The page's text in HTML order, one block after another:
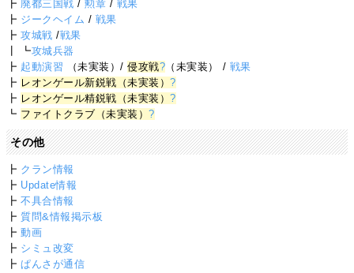
┣ 廃都三国戦 /勲章 / 戦果
┣ ジークヘイム / 戦果
┣攻城戦 /戦果
┃ ┗攻城兵器
┣ 起動演習 （未実装）/侵攻戦? （未実装） / 戦果
┣ レオンゲール新鋭戦（未実装）?
┣ レオンゲール精鋭戦（未実装）?
┗ ファイトクラブ（未実装）?
その他
┣ クラン情報
┣ Update情報
┣不具合情報
┣質問&情報掲示板
┣動画
┣ シミュ改変
┣ぱんさが通信